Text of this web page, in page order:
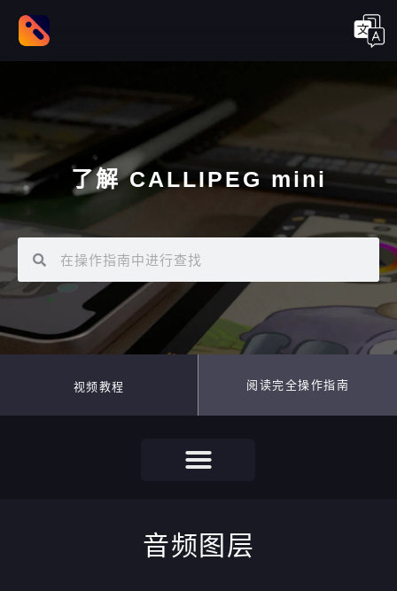
了解 CALLIPEG mini
视频教程 阅读完全操作指南
音频图层